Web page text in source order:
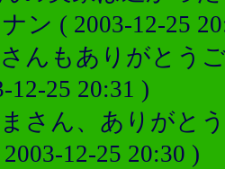
ン ( 2003-12-25
んもありがとう
12-25 20:31 )
さん、ありがと
12-25 20:30 )